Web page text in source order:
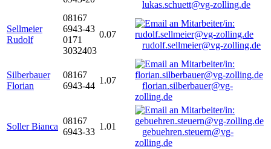
lukas.schuett@vg-zolling.de
Sellmeier
Rudolf
08167
6943-43
0171
3032403
0.07
rudolf.sellmeier@vg-zolling.de
Silberbauer
Florian
08167
6943-44
1.07
florian.silberbauer@vg-
zolling.de
Soller Bianca
08167
6943-33
1.01
gebuehren.steuern@vg-
zolling.de